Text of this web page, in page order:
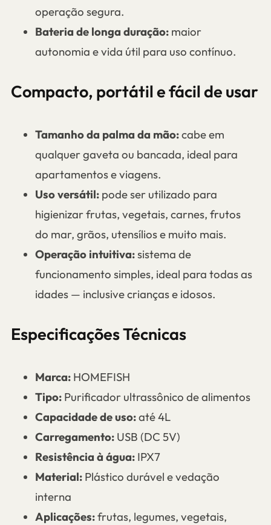
operação segura.
Bateria de longa duração:maior
autonomia e vida útil para uso contínuo.
Compacto, portátil e fácil de usar
Tamanho da palma da mão:cabe em
qualquer gaveta ou bancada, ideal para
apartamentos e viagens.
Uso versátil:pode ser utilizado para
higienizar frutas, vegetais, carnes, frutos
do mar, grãos, utensílios e muito mais.
Operação intuitiva:sistema de
funcionamento simples, ideal para todas as
idades — inclusive crianças e idosos.
Especificações Técnicas
Marca:HOMEFISH
Tipo:Purificador ultrassônico de alimentos
Capacidade de uso:até 4L
Carregamento:USB (DC 5V)
Resistência à água:IPX7
Material:Plástico durável e vedação
interna
Aplicações:frutas, legumes, vegetais,